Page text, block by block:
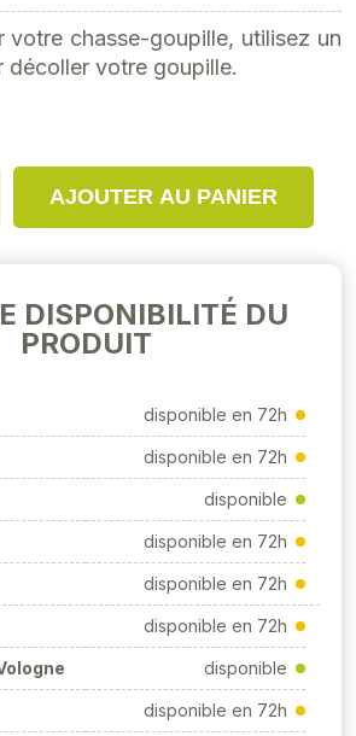
votre chasse-goupille, utilisez un
décoller votre goupille.
AJOUTER AU PANIER
DISPONIBILITÉ DU
PRODUIT
disponible en 72h
disponible en 72h
disponible
disponible en 72h
disponible en 72h
disponible en 72h
disponible
disponible en 72h